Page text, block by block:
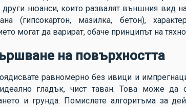
други нюанси, които развалят външния вид
(гипсокартон, мазилка, бетон),
могат да варират, обаче принципът на
на повърхността
равномерно без ивици и
гладък, чист таван. Това може да
и грунда. Помислете алгоритъма за